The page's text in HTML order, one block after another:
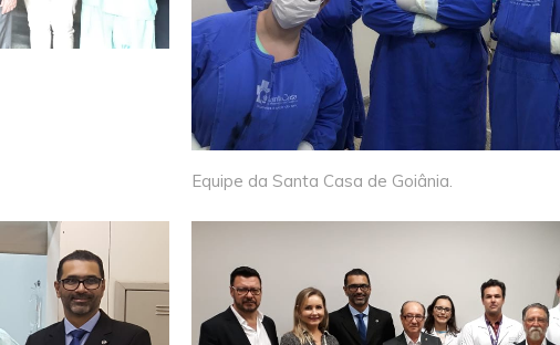
Equipe da Santa Casa de Goiânia.